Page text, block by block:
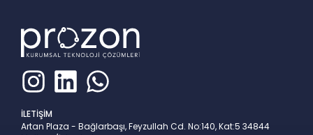
İLETİŞİM
Artan Plaza - Bağlarbaşı, Feyzullah Cd. No:140, Kat:5 34844